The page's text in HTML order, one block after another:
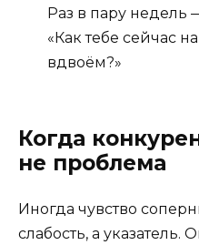
Раз в пару недель
«Как тебе сейчас
вдвоём?»
Когда
не проблема
Иногда чувство
слабость, а указатель.